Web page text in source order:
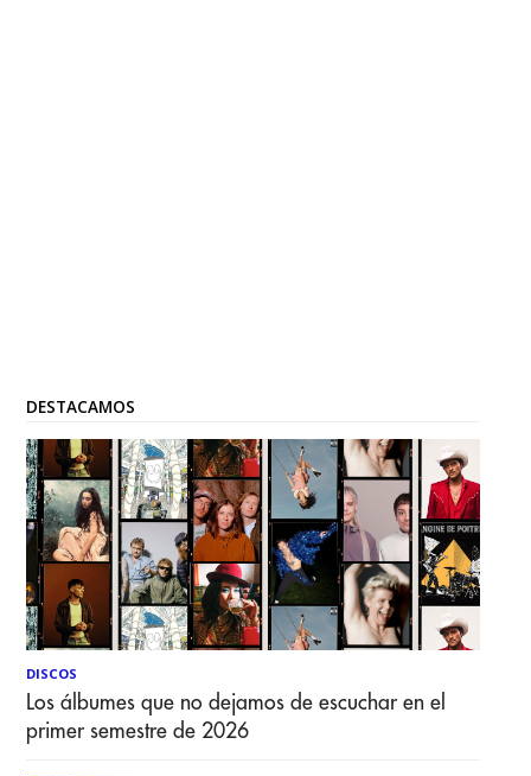
DESTACAMOS
DISCOS
Los álbumes que no dejamos de escuchar en el
primer semestre de 2026